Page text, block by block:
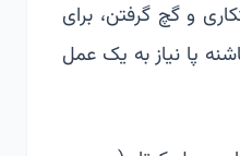
و گچ‌ گرفتن، برای
پا نیاز به یک عمل